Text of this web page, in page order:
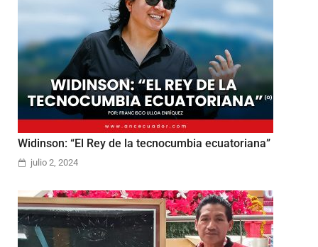
Widinson: “El Rey de la tecnocumbia ecuatoriana”
julio 2, 2024